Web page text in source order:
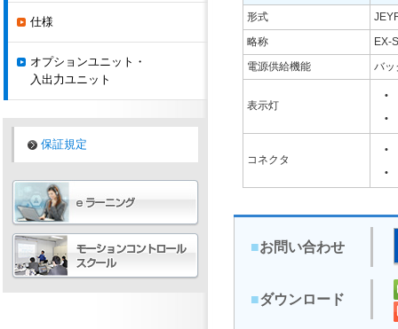
形式
略称
EX-
電源供給機能
バ
表示灯
•
•
コネクタ
•
•
■お問い合わせ
■ダウンロード
仕様
オプションユニット・
入出力ユニット
保証規定